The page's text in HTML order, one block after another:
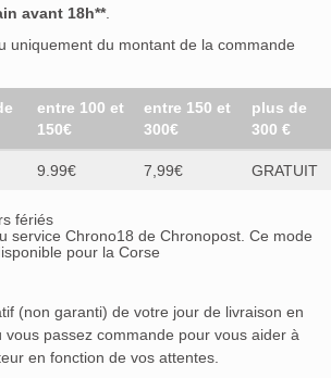
avant 18h**.
uniquement du montant de la commande
entre 100 et
150€
entre 150 et
300€
plus de
300 €
9.99€ 7,99€ GRATUIT
fériés
service Chrono18 de Chronopost. Ce mode
pour la Corse
(non garanti) de votre jour de livraison en
passez commande pour vous aider à
en fonction de vos attentes.